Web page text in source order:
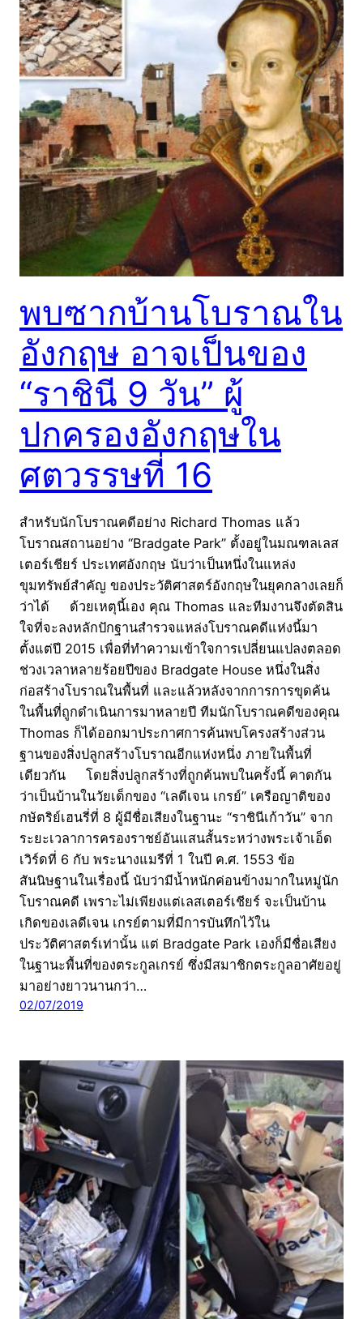
พบซากบ้านโบราณใน
อังกฤษ อาจเป็นของ
“ราชินี 9 วัน” ผู้
ปกครองอังกฤษใน
ศตวรรษที่ 16
สำหรับนักโบราณคดีอย่าง Richard Thomas แล้ว
โบราณสถานอย่าง “Bradgate Park” ตั้งอยู่ในมณฑลเลส
เตอร์เชียร์ ประเทศอังกฤษ นับว่าเป็นหนึ่งในแหล่ง
ขุมทรัพย์สำคัญ ของประวัติศาสตร์อังกฤษในยุคกลางเลยก็
ว่าได้ ด้วยเหตุนี้เอง คุณ Thomas และทีมงานจึงตัดสิน
ใจที่จะลงหลักปักฐานสำรวจแหล่งโบราณคดีแห่งนี้มา
ตั้งแต่ปี 2015 เพื่อที่ทำความเข้าใจการเปลี่ยนแปลงตลอด
ช่วงเวลาหลายร้อยปีของ Bradgate House หนึ่งในสิ่ง
ก่อสร้างโบราณในพื้นที่ และแล้วหลังจากการการขุดค้น
ในพื้นที่ถูกดำเนินการมาหลายปี ทีมนักโบราณคดีของคุณ
Thomas ก็ได้ออกมาประกาศการค้นพบโครงสร้างส่วน
ฐานของสิ่งปลูกสร้างโบราณอีกแห่งหนึ่ง ภายในพื้นที่
เดียวกัน โดยสิ่งปลูกสร้างที่ถูกค้นพบในครั้งนี้ คาดกัน
ว่าเป็นบ้านในวัยเด็กของ “เลดีเจน เกรย์” เครือญาติของ
กษัตริย์เฮนรี่ที่ 8 ผู้มีชื่อเสียงในฐานะ “ราชินีเก้าวัน” จาก
ระยะเวลาการครองราชย์อันแสนสั้นระหว่างพระเจ้าเอ็ด
เวิร์ดที่ 6 กับ พระนางแมรีที่ 1 ในปี ค.ศ. 1553 ข้อ
สันนิษฐานในเรื่องนี้ นับว่ามีน้ำหนักค่อนข้างมากในหมู่นัก
โบราณคดี เพราะไม่เพียงแต่เลสเตอร์เชียร์ จะเป็นบ้าน
เกิดของเลดีเจน เกรย์ตามที่มีการบันทึกไว้ใน
ประวัติศาสตร์เท่านั้น แต่ Bradgate Park เองก็มีชื่อเสียง
ในฐานะพื้นที่ของตระกูลเกรย์ ซึ่งมีสมาชิกตระกูลอาศัยอยู่
มาอย่างยาวนานกว่า…
02/07/2019